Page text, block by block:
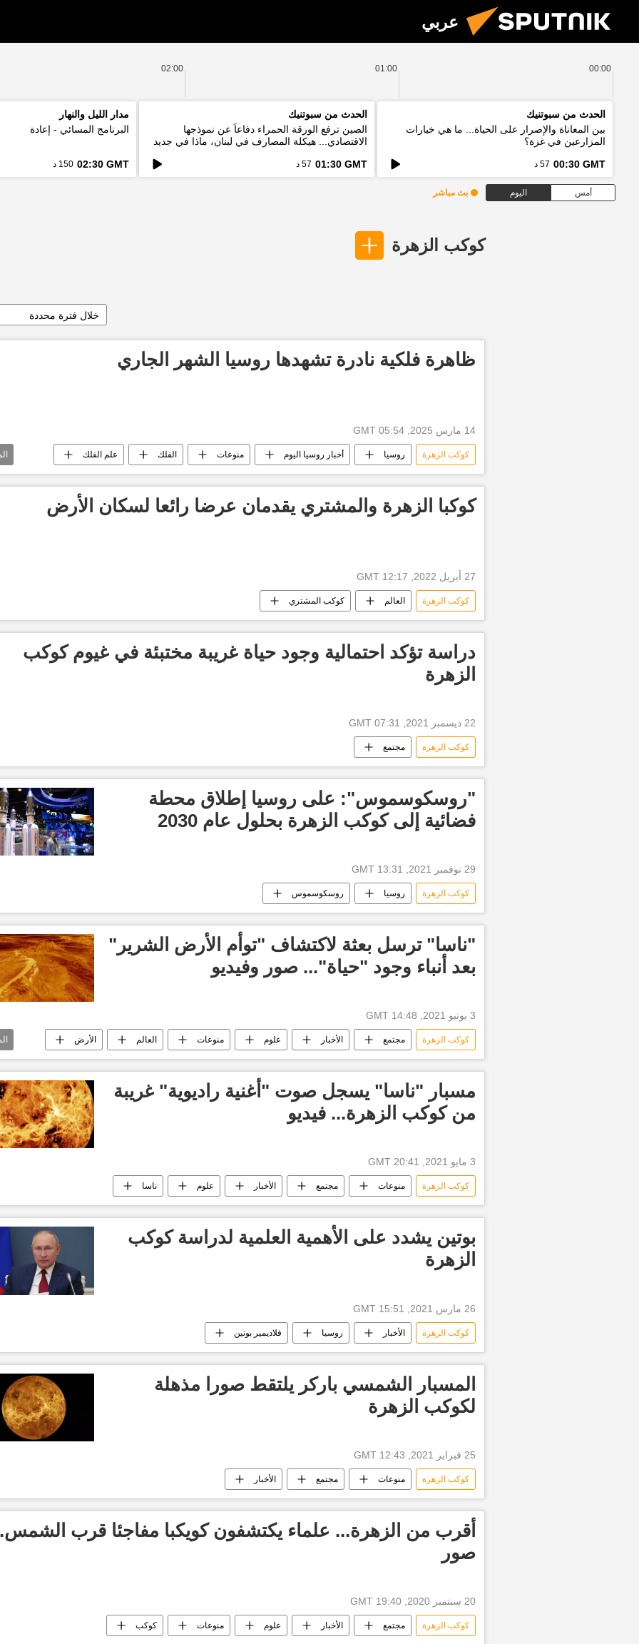
عربي
00:00
01:00
02:00
الحدث من سبوتنيك
بين المعاناة والإصرار على الحياة... ما هي خيارات
المزارعين في غزة؟
00:30 GMT 57 د
الحدث من سبوتنيك
الصين ترفع الورقة الحمراء دفاعاً عن نموذجها
الاقتصادي... هيكلة المصارف في لبنان، ماذا في جديد
01:30 GMT 57 د
مدار الليل والنهار
البرنامج المسائي - إعادة
02:30 GMT 150 د
أمس اليوم بث مباشر
كوكب الزهرة
خلال فترة محددة
ظاهرة فلكية نادرة تشهدها روسيا الشهر الجاري
14 مارس 2025, 05:54 GMT
كوكب الزهرة روسيا أخبار روسيا اليوم منوعات الفلك علم الفلك
رصد الفلك الحدث الفلكي كوكب الزهرة كوكب كواكب الكواكب
كوكبا الزهرة والمشتري يقدمان عرضا رائعا لسكان الأرض
27 أبريل 2022, 12:17 GMT
كوكب الزهرة العالم كوكب المشتري
دراسة تؤكد احتمالية وجود حياة غريبة مختبئة في غيوم كوكب
الزهرة
22 ديسمبر 2021, 07:31 GMT
كوكب الزهرة مجتمع
"روسكوسموس": على روسيا إطلاق محطة
فضائية إلى كوكب الزهرة بحلول عام 2030
29 نوفمبر 2021, 13:31 GMT
كوكب الزهرة روسيا روسكوسموس
"ناسا" ترسل بعثة لاكتشاف "توأم الأرض الشرير"
بعد أنباء وجود "حياة"... صور وفيديو
3 يونيو 2021, 14:48 GMT
كوكب الزهرة مجتمع الأخبار علوم منوعات العالم الأرض
المجموعة الشمسية ناسا
مسبار "ناسا" يسجل صوت "أغنية راديوية" غريبة
من كوكب الزهرة... فيديو
3 مايو 2021, 20:41 GMT
كوكب الزهرة منوعات مجتمع الأخبار علوم ناسا
بوتين يشدد على الأهمية العلمية لدراسة كوكب
الزهرة
26 مارس 2021, 15:51 GMT
كوكب الزهرة الأخبار روسيا فلاديمير بوتين
المسبار الشمسي باركر يلتقط صورا مذهلة
لكوكب الزهرة
25 فبراير 2021, 12:43 GMT
كوكب الزهرة منوعات مجتمع الأخبار
أقرب من الزهرة... علماء يكتشفون كويكبا مفاجئا قرب
صور
20 سبتمبر 2020, 19:40 GMT
كوكب الزهرة مجتمع الأخبار علوم منوعات كوكب